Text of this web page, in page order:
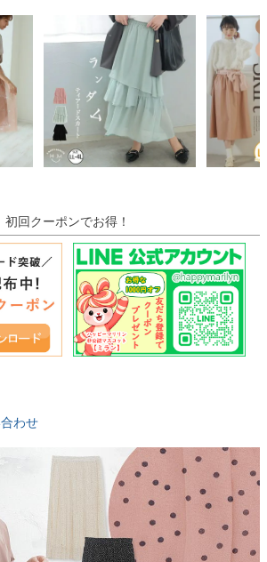
初回クーポンでお得！
わせ